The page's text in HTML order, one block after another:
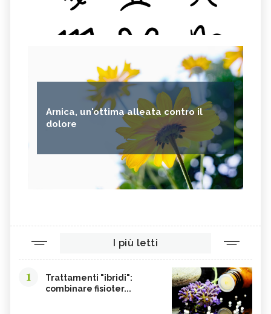
Arnica, un'ottima alleata contro il
dolore
I più letti
1
Trattamenti "ibridi":
combinare fisioter...